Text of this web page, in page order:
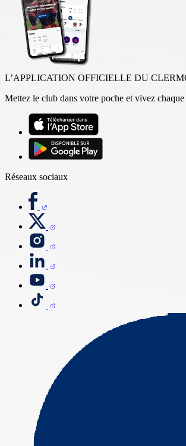
L’APPLICATION OFFICIELLE DU
Mettez le club dans votre poche et vivez
Réseaux sociaux